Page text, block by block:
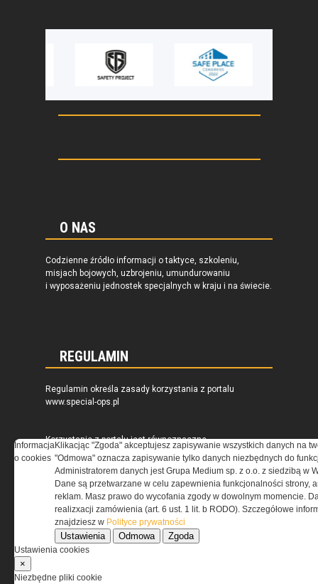
O NAS
Codzienne źródło informacji o taktyce, szkoleniu,
misjach bojowych, uzbrojeniu, umundurowaniu
i wyposażeniu jednostek specjalnych w kraju i na świecie.
REGULAMIN
Regulamin określa zasady korzystania z portalu
www.special-ops.pl
Korzystanie z portalu jest równoznaczne
z zaakceptowaniem warunków ustanowionych
przez Grupa MEDIUM Spółka z ograniczoną
odpowiedzialnością Spółka komandytowa, nr KRS:
0000537655, NIP 1132860378, REGON 146393437
(zwana dalej Grupa MEDIUM) w postaci Regulaminu.
Przeczytaj regulamin
Informacja
o cookies
Klikacjąc "Zgoda" akceptujesz zapisywanie wszystkich danych na
"Odmowa" oznacza zapisywanie tylko danych niezbędnych do
Administratorem danych jest Grupa Medium sp. z o.o. z siedzibą w
Dane są przetwarzane w celu zapewnienia funkcjonalności strony,
reklam. Masz prawo do wycofania zgody w dowolnym momencie.
realizxacji zamówienia (art. 6 ust. 1 lit. b RODO). Szczegółowe
znajdziesz w Polityce prywatności
Ustawienia Odmowa Zgoda
Ustawienia cookies
×
Niezbędne pliki cookie